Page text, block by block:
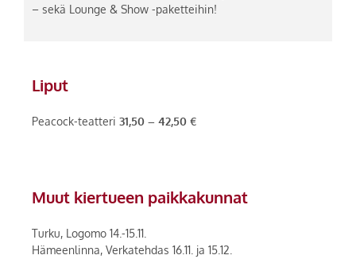
– sekä Lounge & Show -paketteihin!
Liput
Peacock-teatteri 31,50 – 42,50 €
Muut kiertueen paikkakunnat
Turku, Logomo 14.-15.11.
Hämeenlinna, Verkatehdas 16.11. ja 15.12.